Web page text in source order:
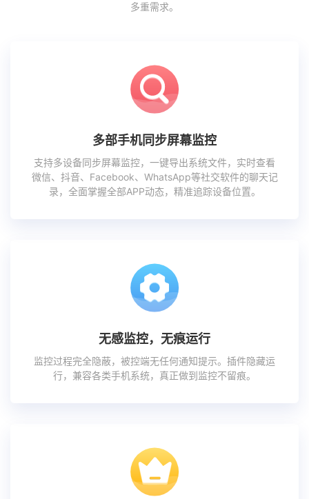
多重需求。
多部手机同步屏幕监控
支持多设备同步屏幕监控，一键导出系统文件，实时查看
微信、抖音、Facebook、WhatsApp等社交软件的聊天记
录，全面掌握全部APP动态，精准追踪设备位置。
无感监控，无痕运行
监控过程完全隐蔽，被控端无任何通知提示。插件隐藏运
行，兼容各类手机系统，真正做到监控不留痕。